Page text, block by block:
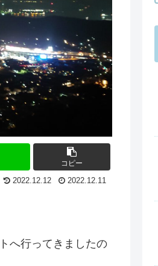
コピー
2022.12.12 2022.12.11
へ行ってきましたの